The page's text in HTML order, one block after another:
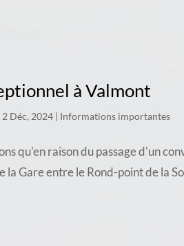
à Valmont
2 Déc, 2024 | Informations importantes
qu'en raison du passage d'un
la Gare entre le Rond-point de la